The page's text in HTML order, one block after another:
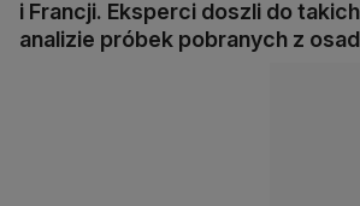
i Francji. Eksperci doszli do
analizie próbek pobranych z